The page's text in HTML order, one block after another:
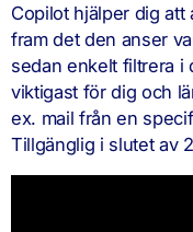
Copilot hjälper dig
fram det den anser
sedan enkelt filtrera i
viktigast för dig och
ex. mail från en
Tillgänglig i slutet av